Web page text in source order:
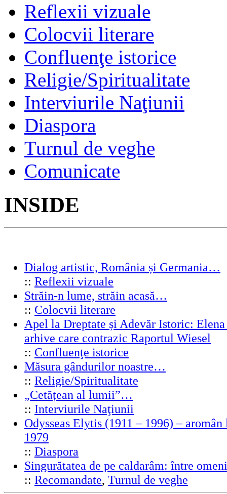
Reflexii vizuale
Colocvii literare
Confluenţe istorice
Religie/Spiritualitate
Interviurile Naţiunii
Diaspora
Turnul de veghe
Comunicate
INSIDE
Dialog artistic, România și Germania…
:: Reflexii vizuale
Străin-n lume, străin acasă…
:: Colocvii literare
Apel la Dreptate și Adevăr Istoric:
arhive care contrazic Raportul Wiesel
:: Confluenţe istorice
Măsura gândurilor noastre…
:: Religie/Spiritualitate
„Cetățean al lumii”…
:: Interviurile Naţiunii
Odysseas Elytis (1911 – 1996) –
1979
:: Diaspora
Singurătatea de pe caldarâm: între
:: Recomandate, Turnul de veghe